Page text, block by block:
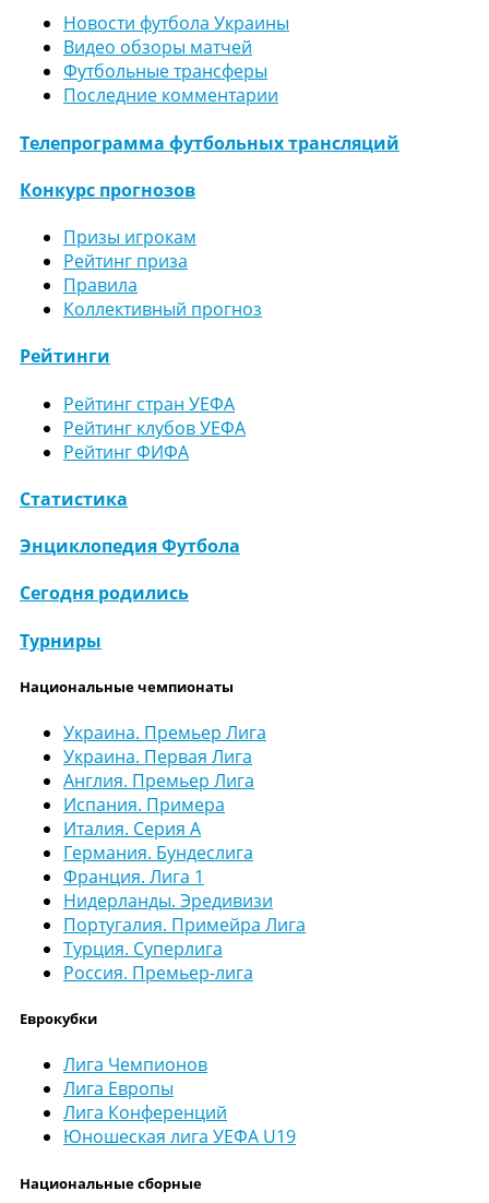
Новости футбола Украины
Видео обзоры матчей
Футбольные трансферы
Последние комментарии
Телепрограмма футбольных трансляций
Конкурс прогнозов
Призы игрокам
Рейтинг приза
Правила
Коллективный прогноз
Рейтинги
Рейтинг стран УЕФА
Рейтинг клубов УЕФА
Рейтинг ФИФА
Статистика
Энциклопедия Футбола
Сегодня родились
Турниры
Национальные чемпионаты
Украина. Премьер Лига
Украина. Первая Лига
Англия. Премьер Лига
Испания. Примера
Италия. Серия А
Германия. Бундеслига
Франция. Лига 1
Нидерланды. Эредивизи
Португалия. Примейра Лига
Турция. Суперлига
Россия. Премьер-лига
Еврокубки
Лига Чемпионов
Лига Европы
Лига Конференций
Юношеская лига УЕФА U19
Национальные сборные